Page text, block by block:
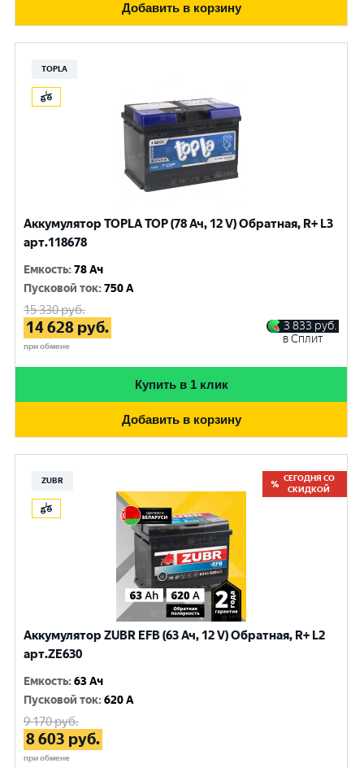
Добавить в корзину
TOPLA
Аккумулятор TOPLA TOP (78 Ач, 12 V) Обратная, R+ L3
арт.118678
Емкость:78 Ач
Пусковой ток:750 A
15 330руб.
14 628 руб.
при обмене
3 833 руб.
в Сплит
Купить в 1 клик
Добавить в корзину
ZUBR
СЕГОДНЯ СО
СКИДКОЙ
Аккумулятор ZUBR EFB (63 Ач, 12 V) Обратная, R+ L2
арт.ZE630
Емкость:63 Ач
Пусковой ток:620 A
9 170руб.
8 603 руб.
при обмене